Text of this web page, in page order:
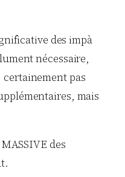
des impà
nécessaire,
certainement pas
mais
des